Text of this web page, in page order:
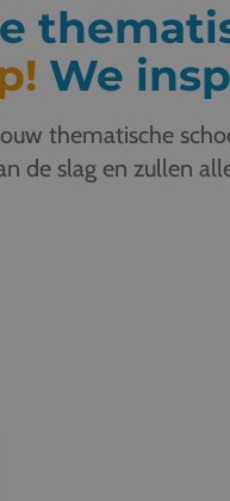
We
thematische
de slag en zullen